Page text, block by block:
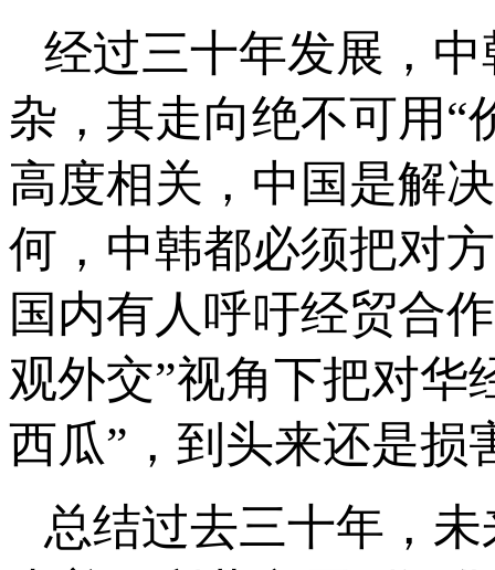
经过三十年发展，
杂，其走向绝不可用“
高度相关，中国是解
何，中韩都必须把对
国内有人呼吁经贸合
观外交”视角下把对华
西瓜”，到头来还是损
总结过去三十年，